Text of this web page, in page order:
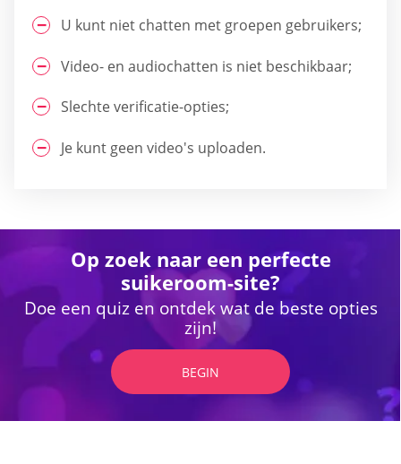
U kunt niet chatten met groepen gebruikers;
Video- en audiochatten is niet beschikbaar;
Slechte verificatie-opties;
Je kunt geen video's uploaden.
Op zoek naar een perfecte
suikeroom-site?
Doe een quiz en ontdek wat de beste opties
zijn!
BEGIN